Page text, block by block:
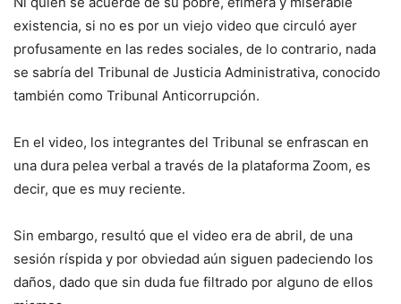
existencia, si no es por un viejo video que circuló ayer
profusamente en las redes sociales, de lo contrario, nada
se sabría del Tribunal de Justicia Administrativa, conocido
también como Tribunal Anticorrupción.
En el video, los integrantes del Tribunal se enfrascan en
una dura pelea verbal a través de la plataforma Zoom, es
decir, que es muy reciente.
Sin embargo, resultó que el video era de abril, de una
sesión ríspida y por obviedad aún siguen padeciendo los
daños, dado que sin duda fue filtrado por alguno de ellos